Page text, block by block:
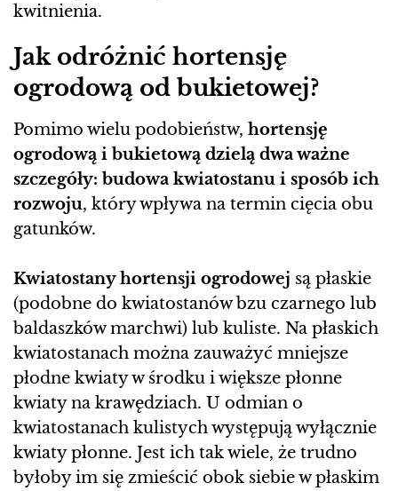
kwitnienia.
Jak odróżnić hortensję
ogrodową od bukietowej?
Pomimo wielu podobieństw, hortensję
ogrodową i bukietową dzielą dwa ważne
szczegóły: budowa kwiatostanu i sposób ich
rozwoju, który wpływa na termin cięcia obu
gatunków.
Kwiatostany hortensji ogrodowej są płaskie
(podobne do kwiatostanów bzu czarnego lub
baldaszków marchwi) lub kuliste. Na płaskich
kwiatostanach można zauważyć mniejsze
płodne kwiaty w środku i większe płonne
kwiaty na krawędziach. U odmian o
kwiatostanach kulistych występują wyłącznie
kwiaty płonne. Jest ich tak wiele, że trudno
byłoby im się zmieścić obok siebie w płaskim